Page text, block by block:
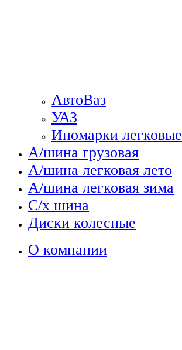
АвтоВаз
УАЗ
Иномарки легковые
А/шина грузовая
А/шина легковая лето
А/шина легковая зима
С/х шина
Диски колесные
О компании